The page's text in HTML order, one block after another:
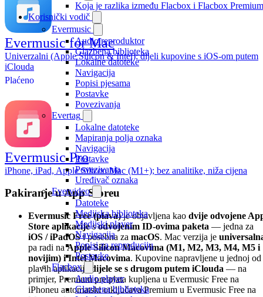
Koja je razlika između Flacbox i Flacbox
Korisnički vodič
Evermusic
Audio reproduktor
Glazbena biblioteka
Lokalne datoteke
Navigacija
Popisi pjesama
Postavke
Povezivanja
Evertag
Lokalne datoteke
Mapiranja polja oznaka
Navigacija
Postavke
Povezivanja
Uređivač oznaka
Evervideo
Datoteke
Medijska biblioteka
Medijski player
Navigacija
Popisi za reproduciju
Postavke
Flacbox
Audio player
Glazbena biblioteka
Evermusic for Mac
Univerzalni (Apple Silicon & Intel); dijeli kupovine s iOS-om putem
iClouda
Evermusic Pro
iPhone, iPad, Apple Silicon Mac (M1+); bez analitike, niža cijena
Plaćeno
Pakiranje u App Storeu
Evermusic Free (plava)je objavljena kao dvije odvojene
Store aplikacijesodvojenim ID-ovima paketa — jedna za
iOS / iPadOSi posebna za macOS. Mac verzija je
pa radi naApple Silicon Macovima (M1, M2, M3, M4, M5 i
novijim) i Intel Macovima. Kupovine napravljene u jednoj od
plavih aplikacija
dijele se s drugom putem iClouda — na
primjer, Premium pretplata kupljena u Evermusic Free na
iPhoneu automatski otključava Premium u Evermusic Free na